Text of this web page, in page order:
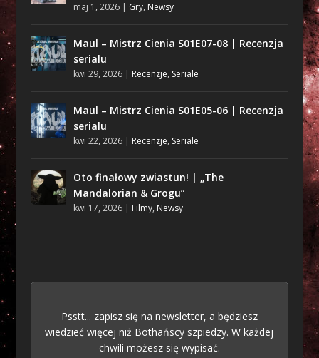
maj 1, 2026| Gry, Newsy
Maul – Mistrz Cienia S01E07-08 | Recenzja
serialu
kwi 29, 2026| Recenzje, Seriale
Maul – Mistrz Cienia S01E05-06 | Recenzja
serialu
kwi 22, 2026| Recenzje, Seriale
Oto finałowy zwiastun! | „The
Mandalorian & Grogu”
kwi 17, 2026| Filmy, Newsy
Psstt... zapisz się na newsletter, a będziesz
wiedzieć więcej niż Bothańscy szpiedzy. W każdej
chwili możesz się wypisać.